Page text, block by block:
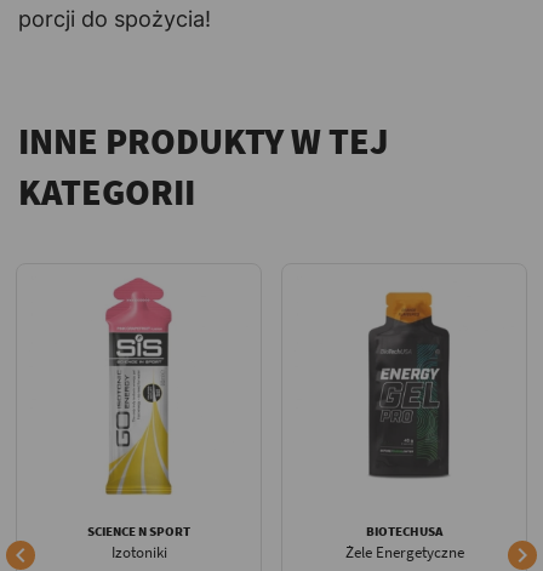
porcji do spożycia!
INNE PRODUKTY W TEJ
KATEGORII

SCIENCE N SPORT
Izotoniki
BIOTECHUSA
Żele Energetyczne 